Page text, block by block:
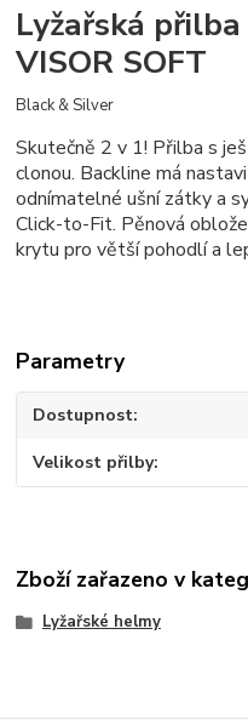
Lyžařská přilba
VISOR SOFT
Black & Silver
Skutečně 2 v 1! Přilba s
clonou. Backline má
odnímatelné ušní zátky a
Click-to-Fit. Pěnová
krytu pro větší pohodlí a
Parametry
Dostupnost
Velikost přilby
Zboží zařazeno v
Lyžařské helmy